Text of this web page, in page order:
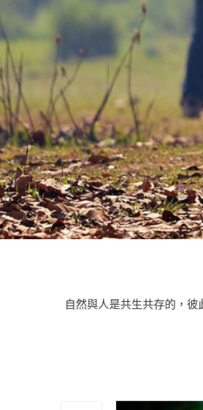
自然與人是共生共存的，